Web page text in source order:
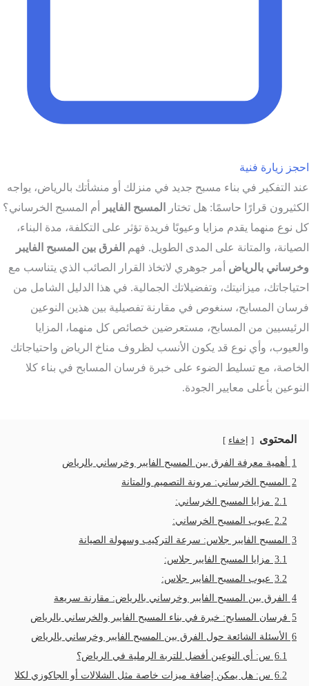
احجز زيارة فنية
عند التفكير في بناء مسبح جديد في منزلك أو منشأتك بالرياض، يواجه
الكثيرون قرارًا حاسمًا: هل تختار
المسبح الفايبر
أم المسبح الخرساني؟
كل نوع منهما يقدم مزايا وعيوبًا فريدة تؤثر على التكلفة، مدة البناء،
الصيانة، والمتانة على المدى الطويل. فهم
الفرق بين المسبح الفايبر
وخرساني بالرياض أمر جوهري لاتخاذ القرار الصائب الذي يتناسب مع
احتياجاتك، ميزانيتك، وتفضيلاتك الجمالية. في هذا الدليل الشامل من
فرسان المسابح، سنغوص في مقارنة تفصيلية بين هذين النوعين
الرئيسيين من المسابح، مستعرضين خصائص كل منهما، المزايا
والعيوب، وأي نوع قد يكون الأنسب لظروف مناخ الرياض واحتياجاتك
الخاصة، مع تسليط الضوء على خبرة فرسان المسابح في بناء كلا
النوعين بأعلى معايير الجودة.
المحتوى إخفاء
1 أهمية معرفة الفرق بين المسبح الفايبر وخرساني بالرياض
2 المسبح الخرساني: مرونة التصميم والمتانة
2.1 مزايا المسبح الخرساني:
2.2 عيوب المسبح الخرساني:
3 المسبح الفايبر جلاس: سرعة التركيب وسهولة الصيانة
3.1 مزايا المسبح الفايبر جلاس:
3.2 عيوب المسبح الفايبر جلاس:
4 الفرق بين المسبح الفايبر وخرساني بالرياض: مقارنة سريعة
5 فرسان المسابح: خبرة في بناء المسبح الفايبر والخرساني بالرياض
6 الأسئلة الشائعة حول الفرق بين المسبح الفايبر وخرساني بالرياض
6.1 س: أي النوعين أفضل للتربة الرملية في الرياض؟
6.2 س: هل يمكن إضافة ميزات خاصة مثل الشلالات أو الجاكوزي لكلا